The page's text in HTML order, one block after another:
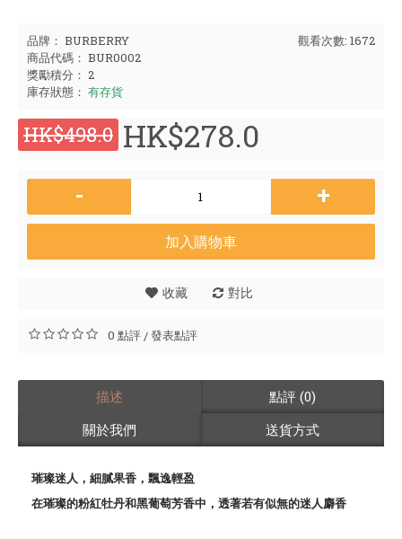
觀看次數: 1672
品牌： BURBERRY
商品代碼： BUR0002
獎勵積分： 2
庫存狀態： 有存貨
HK$498.0 HK$278.0
- +
加入購物車
收藏 對比
0 點評/發表點評
描述
點評 (0)
關於我們
送貨方式
璀璨迷人，細膩果香，飄逸輕盈
在璀璨的粉紅牡丹和黑葡萄芳香中，透著若有似無的迷人麝香